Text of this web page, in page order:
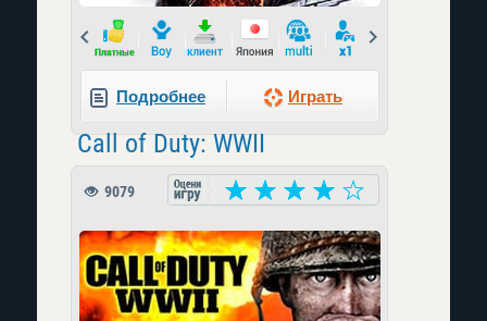
Prev
Подробнее Играть
Call of Duty: WWII
9079